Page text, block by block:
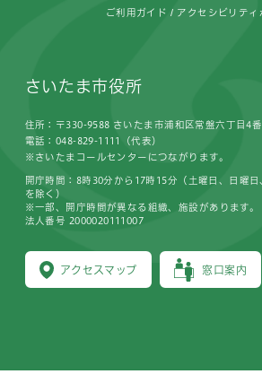
ご利用ガイド アクセシビリティ
さいたま市役所
住所：〒330-9588 さいたま市浦和区常盤六丁目4
電話：048-829-1111（代表）
※さいたまコールセンターにつながります。
アクセスマップ 窓口案内
開庁時間：8時30分から17時15分（土曜日、日曜
を除く）
※一部、開庁時間が異なる組織、施設があります。
法人番号 2000020111007